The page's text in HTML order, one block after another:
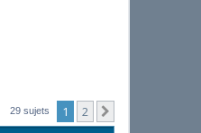
29 sujets 1 2